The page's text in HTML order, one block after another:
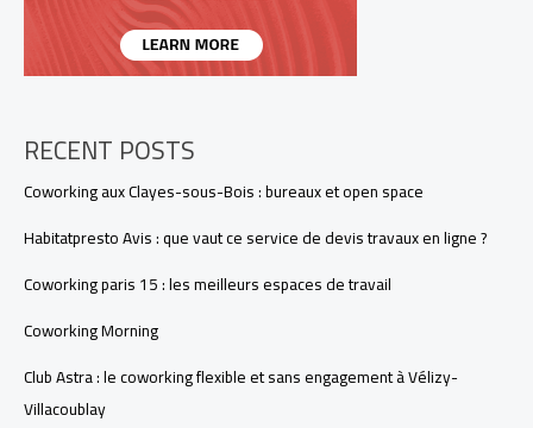
RECENT POSTS
Coworking aux Clayes-sous-Bois : bureaux et open space
Habitatpresto Avis : que vaut ce service de devis travaux en ligne ?
Coworking paris 15 : les meilleurs espaces de travail
Coworking Morning
Club Astra : le coworking flexible et sans engagement à Vélizy-
Villacoublay